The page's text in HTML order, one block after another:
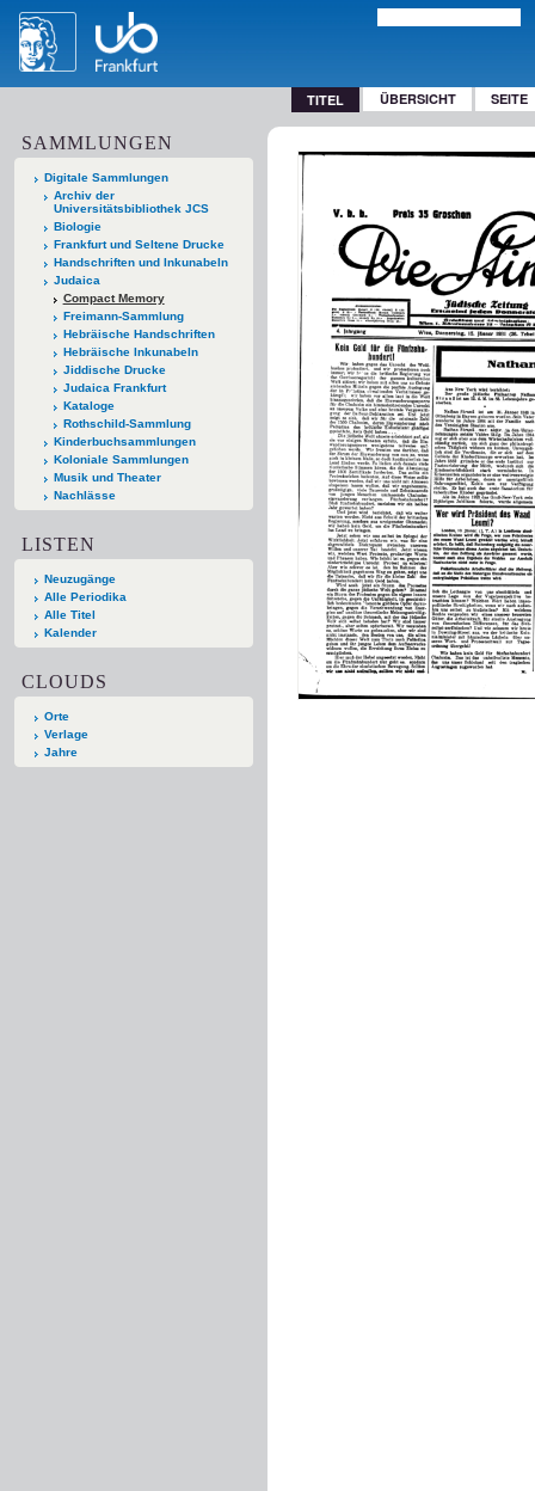
TITEL ÜBERSICHT SEITE
SAMMLUNGEN
Digitale Sammlungen
Archiv der
Universitätsbibliothek JCS
Biologie
Frankfurt und Seltene Drucke
Handschriften und Inkunabeln
Judaica
Compact Memory
Freimann-Sammlung
Hebräische Handschriften
Hebräische Inkunabeln
Jiddische Drucke
Judaica Frankfurt
Kataloge
Rothschild-Sammlung
Kinderbuchsammlungen
Koloniale Sammlungen
Musik und Theater
Nachlässe
LISTEN
Neuzugänge
Alle Periodika
Alle Titel
Kalender
CLOUDS
Orte
Verlage
Jahre